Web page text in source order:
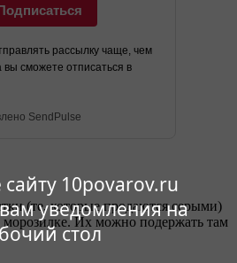
10povarov.ru
уведомления на
стол
рассылку чаще, чем
вы сможете отписаться в
SendPulse
(те, которые продаются серыми)
морозилке. Их можно подержать там